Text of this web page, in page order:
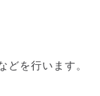
を行います。